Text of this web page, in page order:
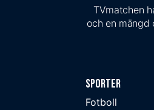
TVmatchen
och en mängd
Sporter
Fotboll